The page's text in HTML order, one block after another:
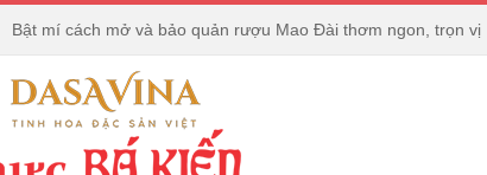
Bật mí cách mở và bảo quản rượu Mao Đài thơm ngon, trọn vị